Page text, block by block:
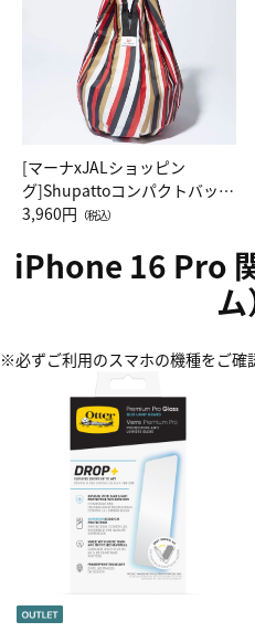
[マーナxJALショッピン
グ]Shupattoコンパクトバッグ
Drop JAL客室乗務員（LC）ス
3,960円 （税込）
iPhone 16 Pro
ム
※必ずご利用のスマホの機種をご確